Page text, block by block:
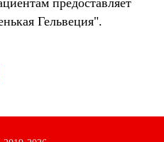
Гельвеция".